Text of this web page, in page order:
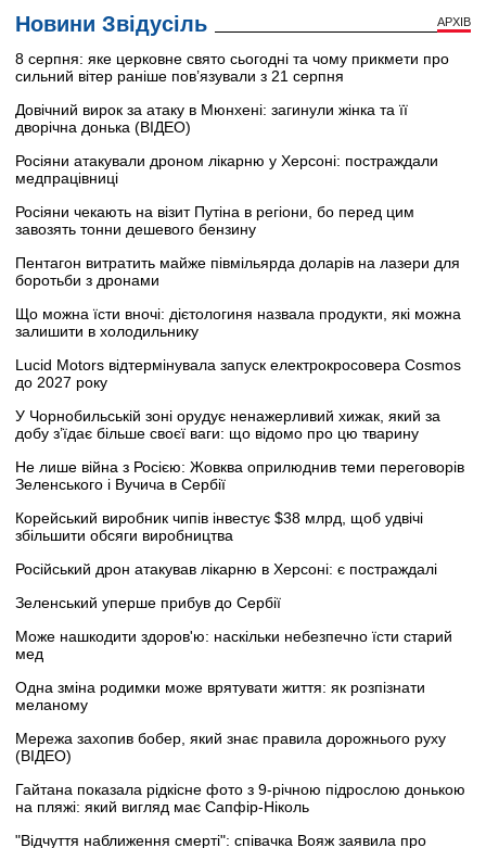
Новини Звідусіль АРХІВ
8 серпня: яке церковне свято сьогодні та чому прикмети про
сильний вітер раніше пов’язували з 21 серпня
Довічний вирок за атаку в Мюнхені: загинули жінка та її
дворічна донька (ВІДЕО)
Росіяни атакували дроном лікарню у Херсоні: постраждали
медпрацівниці
Росіяни чекають на візит Путіна в регіони, бо перед цим
завозять тонни дешевого бензину
Пентагон витратить майже півмільярда доларів на лазери для
боротьби з дронами
Що можна їсти вночі: дієтологиня назвала продукти, які можна
залишити в холодильнику
Lucid Motors відтермінувала запуск електрокросовера Cosmos
до 2027 року
У Чорнобильській зоні орудує ненажерливий хижак, який за
добу з’їдає більше своєї ваги: що відомо про цю тварину
Не лише війна з Росією: Жовква оприлюднив теми переговорів
Зеленського і Вучича в Сербії
Корейський виробник чипів інвестує $38 млрд, щоб удвічі
збільшити обсяги виробництва
Російський дрон атакував лікарню в Херсоні: є постраждалі
Зеленський уперше прибув до Сербії
Може нашкодити здоров'ю: наскільки небезпечно їсти старий
мед
Одна зміна родимки може врятувати життя: як розпізнати
меланому
Мережа захопив бобер, який знає правила дорожнього руху
(ВІДЕО)
Гайтана показала рідкісне фото з 9-річною підрослою донькою
на пляжі: який вигляд має Сапфір-Ніколь
"Відчуття наближення смерті": співачка Вояж заявила про